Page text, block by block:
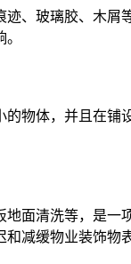
、玻璃胶、木屑
物体，并且在铺
面清洗等，是一
减缓物业装饰物